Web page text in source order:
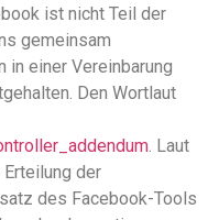
ist nicht Teil der
gemeinsam
in einer Vereinbarung
Den Wortlaut
. Laut
der
des Facebook-Tools